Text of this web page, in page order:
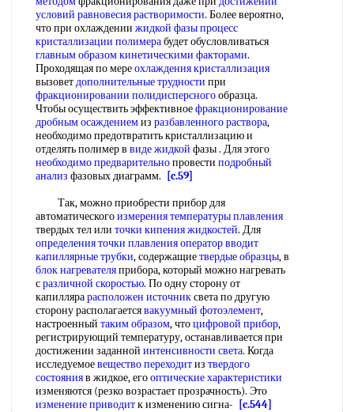
условий равновесия растворимости. Более вероятно,
что при охлаждении жидкой фазы процесс
кристаллизации полимерабудет обусловливаться
главным образомкинетическими факторами.
Проходящая по мереохлаждения кристаллизация
вызоветдополнительные трудности при
фракционировании полидисперсногообразца.
Чтобы осуществить эффективноефракционирование
дробным осаждениемиз разбавленного раствора,
необходимо предотвратить кристаллизацию и
отделять полимер в виде жидкой фазы . Для этого
необходимо предварительнопровести подробный
анализ фазовых диаграмм.
[c.59]
Так, можно приобрести прибор для
автоматическогоизмерения температуры плавления
твердых тел или точки кипения жидкостей. Для
определения точки плавленияоператор вводит
капиллярные трубки, содержащиетвердые образцы, в
блок нагревателяприбора, который можно нагревать
сразличной скоростью. По одну сторону от
капиллярарасположен источниксвета по другую
сторону располагаетсявакуумный фотоэлемент,
настроенный таким образом, чтоцифровой прибор,
регистрирующий температуру, останавливается при
достижении заданной интенсивности света. Когда
исследуемоевещество переходитиз твердого
состоянияв жидкое, егооптические характеристики
изменяются (резко возрастает прозрачность). Это
изменение приводитк изменению сигна-
[c.544]